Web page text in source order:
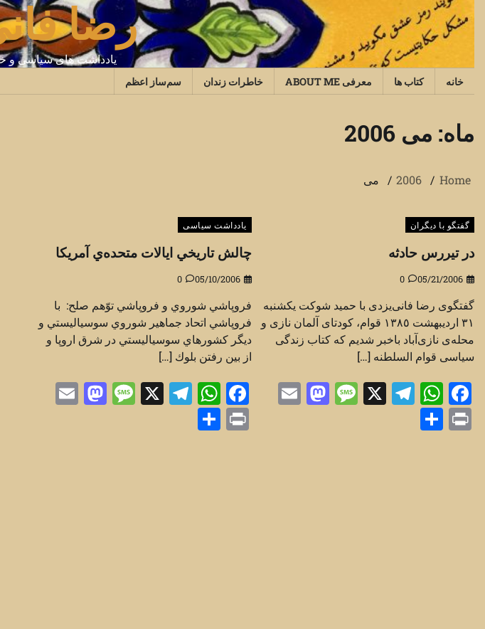
content
رضا
یادداشت های سیاسی و
خانه کتاب ها معرفی ABOUT ME خاطرات زندان سم‌ساز اعظم
ماه: می 2006
Home
2006 می
گفتگو با دیگران
در تیررس حادثه
05/21/2006
0
گفتگوی رضا فانی‌یزدی با حمید شوکت يكشنبه
٣١ ارديبهشت ١٣٨٥ قوام، کودتای آلمان نازی و
محله‌ی نازی‌آباد باخبر شدیم که کتاب زندگی
سیاسی قوام السلطنه […]
Facebook
WhatsApp
Telegram
X
Message
Mastodon
Email
Print
یادداشت سیاسی
چالش تاريخي ايالات متحده‌ي آمريكا
05/10/2006
0
فروپاشي شوروي و فروپاشي توّهم صلح: ‌ ‌با
فروپاشي اتحاد جماهير شوروي سوسياليستي و
ديگر كشورهاي سوسياليستي در شرق اروپا و
از بين رفتن بلوك […]
Facebook
WhatsApp
Telegram
X
Message
Print